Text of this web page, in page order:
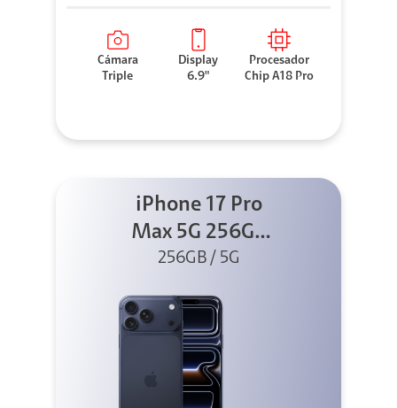
Cámara
Triple
Display
6.9"
Procesador
Chip A18 Pro
iPhone 17 Pro
Max 5G 256GB
Azul profundo
256GB / 5G